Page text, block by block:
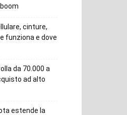
cinture,
funziona e dove
da 70.000 a
ad alto
estende la